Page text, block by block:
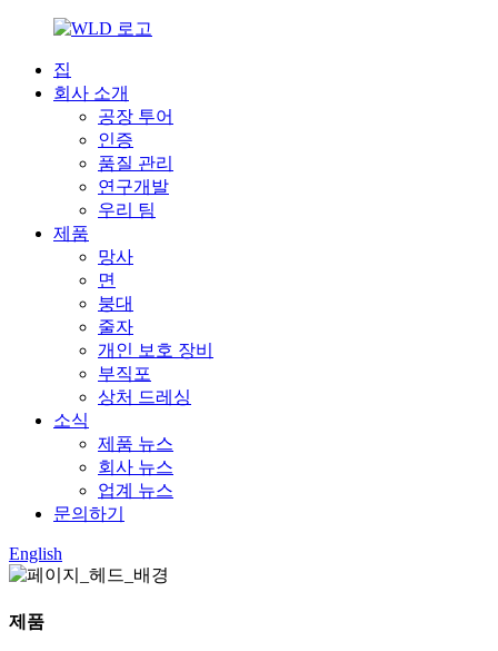
집
회사 소개
공장 투어
인증
품질 관리
연구개발
우리 팀
제품
망사
면
붕대
줄자
개인 보호 장비
부직포
상처 드레싱
소식
제품 뉴스
회사 뉴스
업계 뉴스
문의하기
English
제품